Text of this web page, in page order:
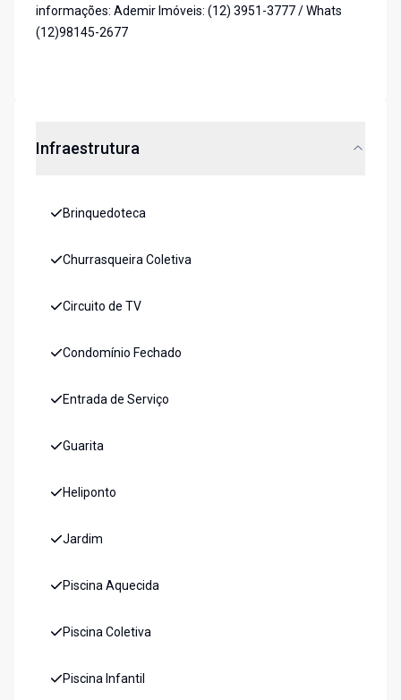
informações: Ademir Imóveis: (12) 3951-3777 / Whats
(12)98145-2677
Infraestrutura
Brinquedoteca
Churrasqueira Coletiva
Circuito de TV
Condomínio Fechado
Entrada de Serviço
Guarita
Heliponto
Jardim
Piscina Aquecida
Piscina Coletiva
Piscina Infantil